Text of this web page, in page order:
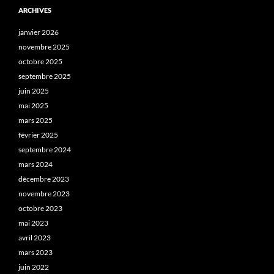
ARCHIVES
janvier 2026
novembre 2025
octobre 2025
septembre 2025
juin 2025
mai 2025
mars 2025
février 2025
septembre 2024
mars 2024
décembre 2023
novembre 2023
octobre 2023
mai 2023
avril 2023
mars 2023
juin 2022